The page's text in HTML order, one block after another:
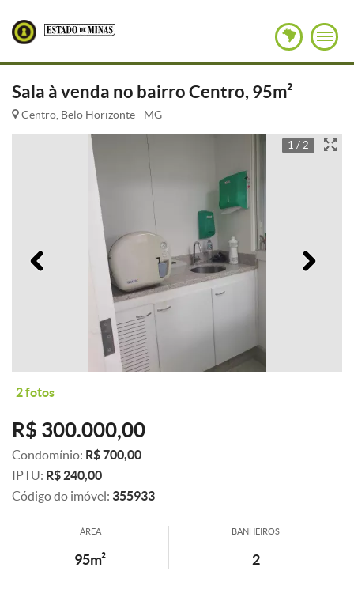
Sala à venda no bairro Centro, 95m²
Centro, Belo Horizonte - MG
1 / 2
Anterior
2 fotos
R$ 300.000,00
Condomínio: R$ 700,00
IPTU: R$ 240,00
Código do imóvel: 355933
ÁREA
95m²
BANHEIROS
2